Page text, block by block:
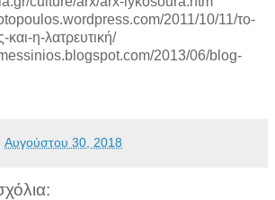
2011/10/11/το-
και-η-λατρευτική/
2013/06/blog-
Αυγούστου 30, 2018